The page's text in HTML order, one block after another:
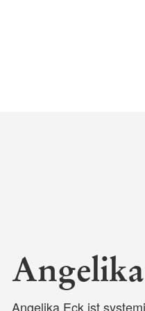
Angelika Eck ist